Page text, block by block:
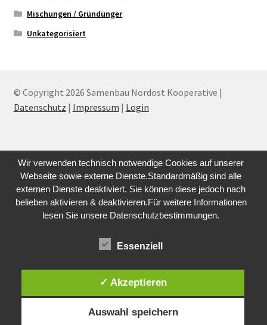
Mischungen / Gründünger
Unkategorisiert
© Copyright 2026 Samenbau Nordost Kooperative |
Datenschutz | Impressum | Login
Wir verwenden technisch notwendige Cookies auf unserer
Webseite sowie externe Dienste.Standardmäßig sind alle
externen Dienste deaktiviert. Sie können diese jedoch nach
belieben aktivieren & deaktivieren.Für weitere Informationen
lesen Sie unsere Datenschutzbestimmungen.
Essenziell
✓ Akzeptieren
Auswahl speichern